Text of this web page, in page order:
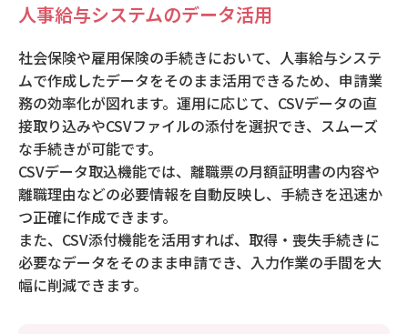
人事給与システムのデータ活用
社会保険や雇用保険の手続きにおいて、人事給与システ
ムで作成したデータをそのまま活用できるため、申請業
務の効率化が図れます。運用に応じて、CSVデータの直
接取り込みやCSVファイルの添付を選択でき、スムーズ
な手続きが可能です。
CSVデータ取込機能では、離職票の月額証明書の内容や
離職理由などの必要情報を自動反映し、手続きを迅速か
つ正確に作成できます。
また、CSV添付機能を活用すれば、取得・喪失手続きに
必要なデータをそのまま申請でき、入力作業の手間を大
幅に削減できます。